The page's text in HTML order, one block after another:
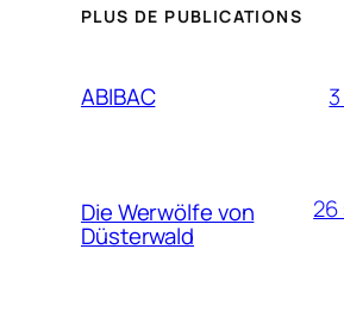
PLUS DE PUBLICATIONS
ABIBAC
Die Werwölfe von
Düsterwald